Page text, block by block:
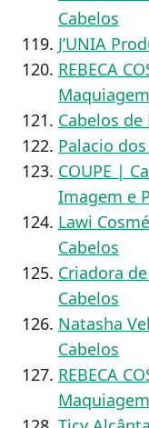
Cabelos
J’UNIA
REBECA
Maquiagem
Cabelos
Palacio
COUPE |
Imagem e
Lawi
Cabelos
Criadora
Cabelos
Natasha
Cabelos
REBECA
Maquiagem